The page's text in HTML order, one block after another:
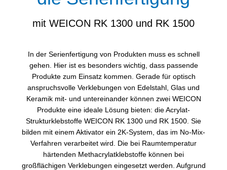
mit WEICON RK 1300 und RK 1500
In der Serienfertigung von Produkten muss es schnell
gehen. Hier ist es besonders wichtig, dass passende
Produkte zum Einsatz kommen. Gerade für optisch
anspruchsvolle Verklebungen von Edelstahl, Glas und
Keramik mit- und untereinander können zwei WEICON
Produkte eine ideale Lösung bieten: die Acrylat-
Strukturklebstoffe WEICON RK 1300 und RK 1500. Sie
bilden mit einem Aktivator ein 2K-System, das im No-Mix-
Verfahren verarbeitet wird. Die bei Raumtemperatur
härtenden Methacrylatklebstoffe können bei
großflächigen Verklebungen eingesetzt werden. Aufgrund